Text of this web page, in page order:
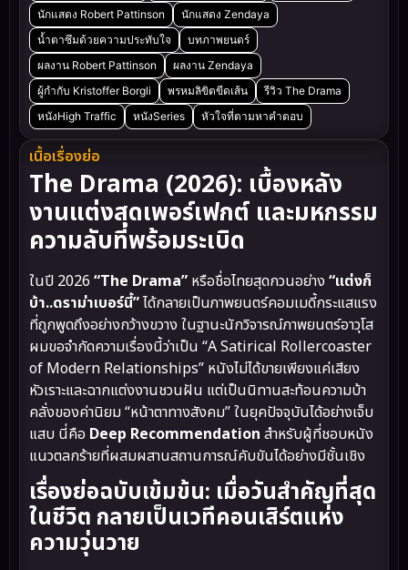
นักแสดง Robert Pattinson
นักแสดง Zendaya
น้ำตาซึมด้วยความประทับใจ
บทภาพยนตร์
ผลงาน Robert Pattinson
ผลงาน Zendaya
ผู้กำกับ Kristoffer Borgli
พรหมลิขิตขีดเส้น
รีวิว The Drama
หนังHigh Traffic
หนังSeries หัวใจที่ตามหาคำตอบ
เนื้อเรื่องย่อ
The Drama (2026): เบื้องหลัง
งานแต่งสุดเพอร์เฟกต์ และมหกรรม
ความลับที่พร้อมระเบิด
ในปี 2026 “The Drama” หรือชื่อไทยสุดกวนอย่าง “แต่งก็
บ้า..ดราม่าเบอร์นี้”ได้กลายเป็นภาพยนตร์คอมเมดี้กระแสแรง
ที่ถูกพูดถึงอย่างกว้างขวาง ในฐานะนักวิจารณ์ภาพยนตร์อาวุโส
ผมขอจำกัดความเรื่องนี้ว่าเป็น “A Satirical Rollercoaster
of Modern Relationships” หนังไม่ได้ขายเพียงแค่เสียง
หัวเราะและฉากแต่งงานชวนฝัน แต่เป็นนิทานสะท้อนความบ้า
คลั่งของค่านิยม “หน้าตาทางสังคม” ในยุคปัจจุบันได้อย่างเจ็บ
แสบ นี่คือ Deep Recommendation สำหรับผู้ที่ชอบหนัง
แนวตลกร้ายที่ผสมผสานสถานการณ์คับขันได้อย่างมีชั้นเชิง
เรื่องย่อฉบับเข้มข้น: เมื่อวันสำคัญที่สุด
ในชีวิต กลายเป็นเวทีคอนเสิร์ตแห่ง
ความวุ่นวาย